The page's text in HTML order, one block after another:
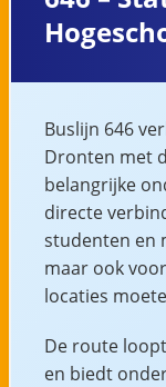
Buslijn 646
Dronten met
belangrijke
directe
studenten en
maar ook
locaties
De route
en biedt